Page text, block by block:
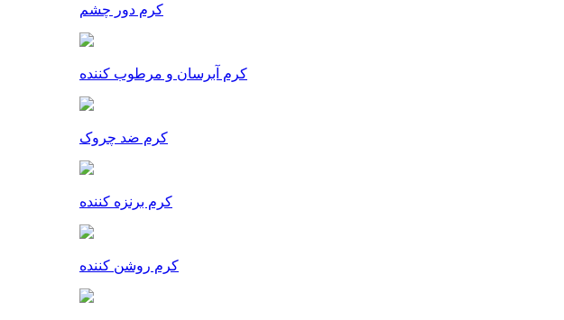
کرم دور چشم
کرم آبرسان و مرطوب کننده
کرم ضد چروک
کرم برنزه کننده
کرم روشن کننده